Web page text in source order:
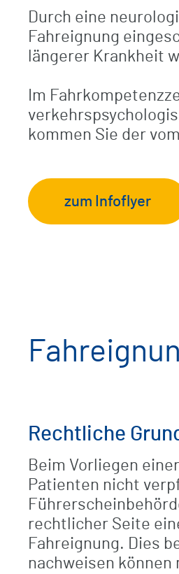
Checkliste / Anreise
Ambulanz / Praxis in
BG-Patienten
Klinikrundgang
Unfallchirurgisch-
Frührehabilitation
Durch eine
Fahreignung
längerer Krankheit
Im
kommen Sie der
zum Infoflyer
Rechtliche
Beim Vorliegen
Patienten nicht
rechtlicher Seite
Fahreignung. Dies
nachweisen können